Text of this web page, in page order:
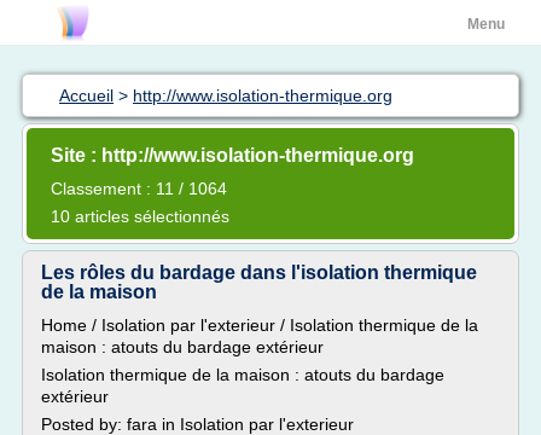
Menu
Accueil > http://www.isolation-thermique.org
Site : http://www.isolation-thermique.org
Classement : 11 / 1064
10 articles sélectionnés
Les rôles du bardage dans l'isolation thermique
de la maison
Home / Isolation par l'exterieur / Isolation thermique de la
maison : atouts du bardage extérieur
Isolation thermique de la maison : atouts du bardage
extérieur
Posted by: fara in Isolation par l'exterieur